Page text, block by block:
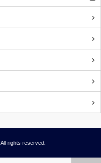
All rights reserved.